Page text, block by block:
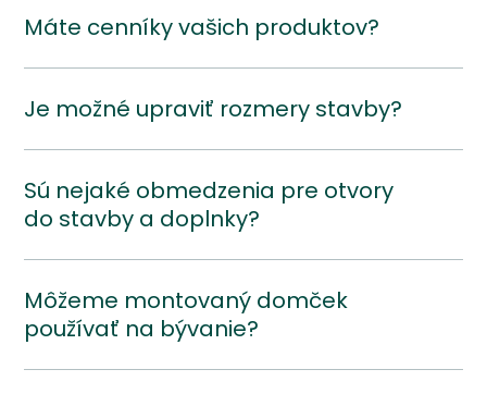
Máte cenníky vašich produktov?
Je možné upraviť rozmery stavby?
Sú nejaké obmedzenia pre otvory
do stavby a doplnky?
Môžeme montovaný domček
používať na bývanie?